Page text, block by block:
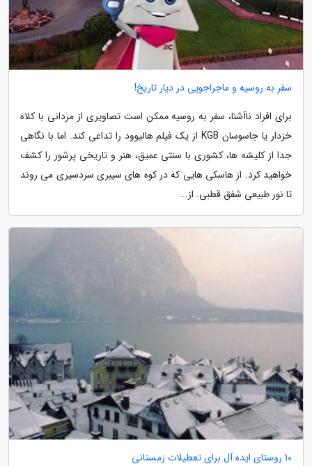
سفر به روسیه و ماجراجویی در دیار تاریخ!
برای افراد ناآشنا، سفر به روسیه ممکن است تصاویری از مردانی با کلاه
خزدار یا جاسوسان KGB از یک فیلم هالیوود را تداعی کند. اما با نگاهی
جدا از کلیشه ها، کشوری با سنتی عمیق، هنر و تاریخی پرشور را کشف
خواهید کرد. از هاسکی هایی که در کوه های سیبری سردسیری می روند
تا نور طبیعی شفق قطبی. از...
10 روستای ایده آل برای تعطیلات زمستانی